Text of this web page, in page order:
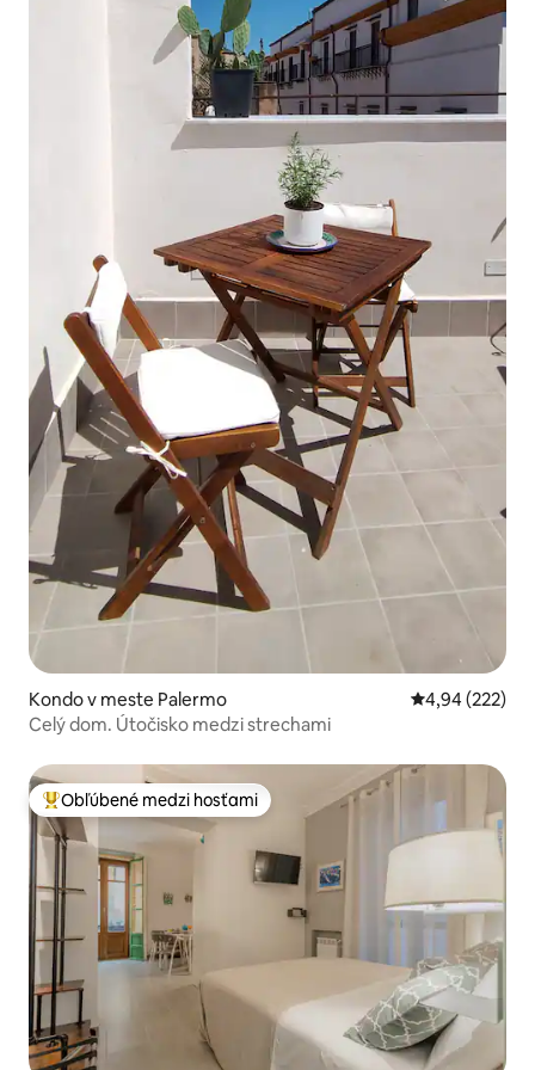
Kondo v meste Palermo Priemerné
4,94 (222)
Celý dom. Útočisko medzi strechami
Najobľúbenejšie medzi hosťami
Obľúbené medzi hosťami